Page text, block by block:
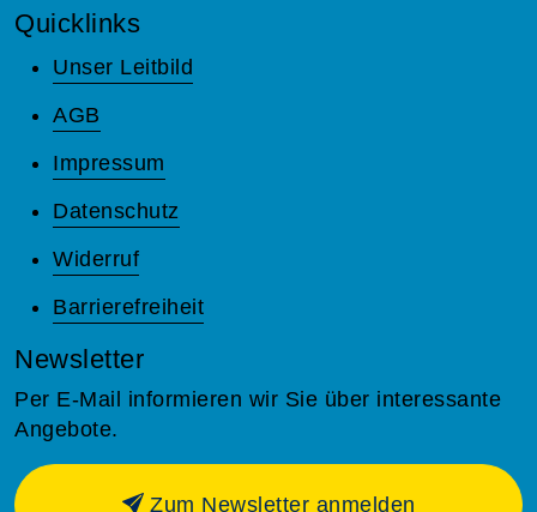
Quicklinks
Unser Leitbild
AGB
Impressum
Datenschutz
Widerruf
Barrierefreiheit
Newsletter
Per E-Mail informieren wir Sie über interessante
Angebote.
Zum Newsletter anmelden